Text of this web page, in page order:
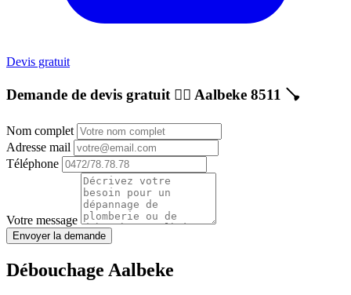
Devis gratuit
Demande de devis gratuit 👷‍♂️ Aalbeke 8511 🪠
Nom complet
Adresse mail
Téléphone
Votre message
Envoyer la demande
Débouchage Aalbeke